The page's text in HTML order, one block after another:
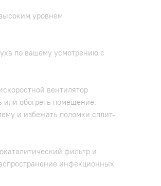
уровнем
по вашему усмотрению с
вентилятор
или обогреть помещение.
и избежать поломки сплит-
фильтр и
инфекционных